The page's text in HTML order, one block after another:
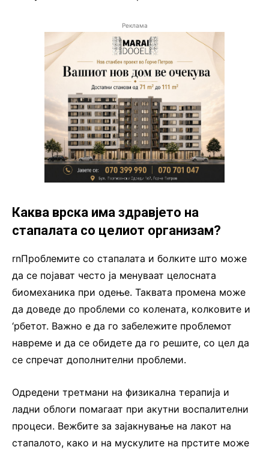
Реклама
Каква врска има здравјето на
стапалата со целиот организам?
rnПроблемите со стапалата и болките што може
да се појават често ја менуваат целосната
биомеханика при одење. Таквата промена може
да доведе до проблеми со колената, колковите и
‘рбетот. Важно е да го забележите проблемот
навреме и да се обидете да го решите, со цел да
се спречат дополнителни проблеми.
Одредени третмани на физикална терапија и
ладни облоги помагаат при акутни воспалителни
процеси. Вежбите за зајакнување на лакот на
стапалото, како и на мускулите на прстите може